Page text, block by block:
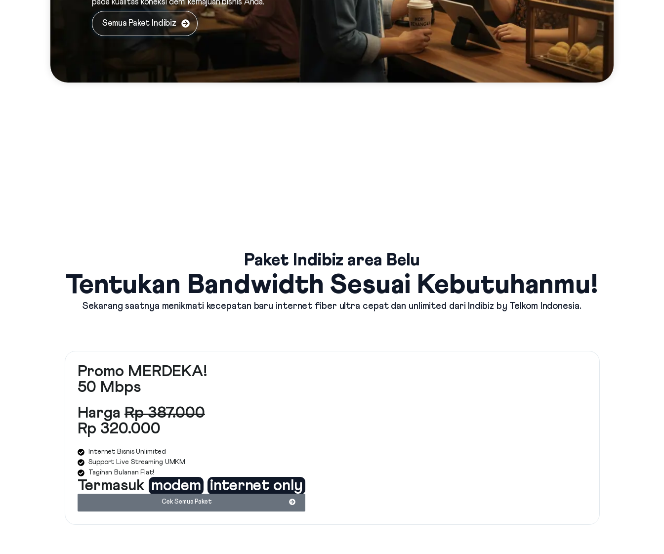
pada kualitas koneksi demi kemajuan bisnis Anda.
Semua Paket Indibiz
Paket Indibiz area Belu
Tentukan Bandwidth Sesuai Kebutuhanmu!
Sekarang saatnya menikmati kecepatan baru internet fiber ultra cepat dan unlimited dari Indibiz by Telkom Indonesia.
Promo MERDEKA!
50 Mbps
Harga Rp 387.000
Rp 320.000
Internet Bisnis Unlimited
Support Live Streaming UMKM
Tagihan Bulanan Flat!
Termasuk modem internet only
Cek Semua Paket